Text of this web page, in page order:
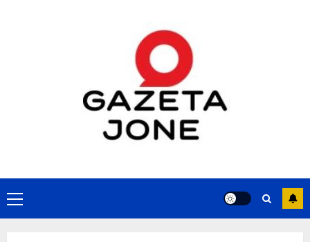
Primary
Menu